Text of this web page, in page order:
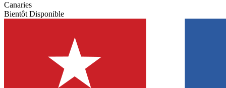
Canaries
Bientôt Disponible